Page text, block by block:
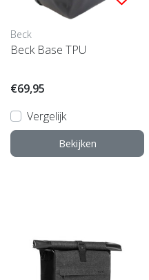
Beck
Beck Base TPU
€69,95
Vergelijk
Bekijken